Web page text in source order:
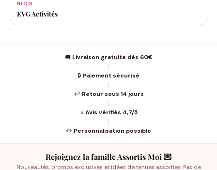
BLOG
EVG Activités
🚚 Livraison gratuite dès 60€
|
🔒 Paiement sécurisé
|
↩️ Retour sous 14 jours
|
⭐Avis vérifiés 4,7/5
|
✏️ Personnalisation possible
Rejoignez la famille Assortis Moi 💌
Nouveautés, promos exclusives et idées de tenues assorties. Pas de